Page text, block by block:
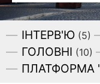
ІНТЕРВ'Ю (5)
ГОЛОВНІ (10)
ПЛАТФОРМА